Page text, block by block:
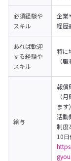
必須経験や
スキル
企業
経歴
あれば歓迎
する経験や
スキル
特に
（
給与
報償
（
ます）
活動
制度